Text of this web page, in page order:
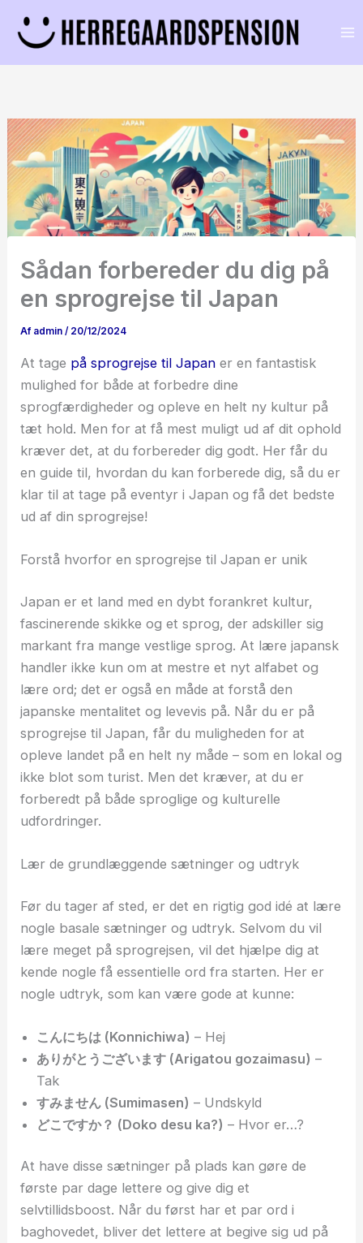
indholdet
Sådan forbereder du dig på
en sprogrejse til Japan
Af admin/ 20/12/2024
At tage på sprogrejse til Japan er en fantastisk
mulighed for både at forbedre dine
sprogfærdigheder og opleve en helt ny kultur på
tæt hold. Men for at få mest muligt ud af dit ophold
kræver det, at du forbereder dig godt. Her får du
en guide til, hvordan du kan forberede dig, så du er
klar til at tage på eventyr i Japan og få det bedste
ud af din sprogrejse!
Forstå hvorfor en sprogrejse til Japan er unik
Japan er et land med en dybt forankret kultur,
fascinerende skikke og et sprog, der adskiller sig
markant fra mange vestlige sprog. At lære japansk
handler ikke kun om at mestre et nyt alfabet og
lære ord; det er også en måde at forstå den
japanske mentalitet og levevis på. Når du er på
sprogrejse til Japan, får du muligheden for at
opleve landet på en helt ny måde – som en lokal og
ikke blot som turist. Men det kræver, at du er
forberedt på både sproglige og kulturelle
udfordringer.
Lær de grundlæggende sætninger og udtryk
Før du tager af sted, er det en rigtig god idé at lære
nogle basale sætninger og udtryk. Selvom du vil
lære meget på sprogrejsen, vil det hjælpe dig at
kende nogle få essentielle ord fra starten. Her er
nogle udtryk, som kan være gode at kunne:
こんにちは (Konnichiwa) – Hej
ありがとうございます (Arigatou gozaimasu) –
Tak
すみません (Sumimasen) – Undskyld
どこですか？ (Doko desu ka?) – Hvor er…?
At have disse sætninger på plads kan gøre de
første par dage lettere og give dig et
selvtillidsboost. Når du først har et par ord i
baghovedet, bliver det lettere at begive sig ud på